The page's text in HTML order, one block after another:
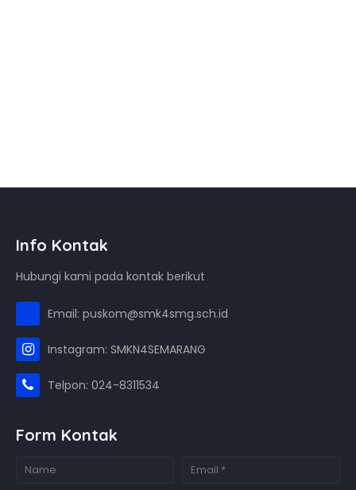
Info Kontak
Hubungi kami pada kontak berikut
Email: puskom@smk4smg.sch.id
Instagram: SMKN4SEMARANG
Telpon: 024-8311534
Form Kontak